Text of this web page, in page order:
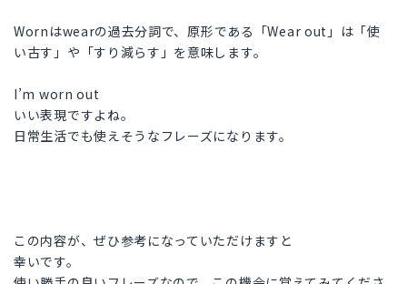
Wornはwearの過去分詞で、原形である「Wear out」は「使
い古す」や「すり減らす」を意味します。
I’m worn out
いい表現ですよね。
日常生活でも使えそうなフレーズになります。
この内容が、ぜひ参考になっていただけますと
幸いです。